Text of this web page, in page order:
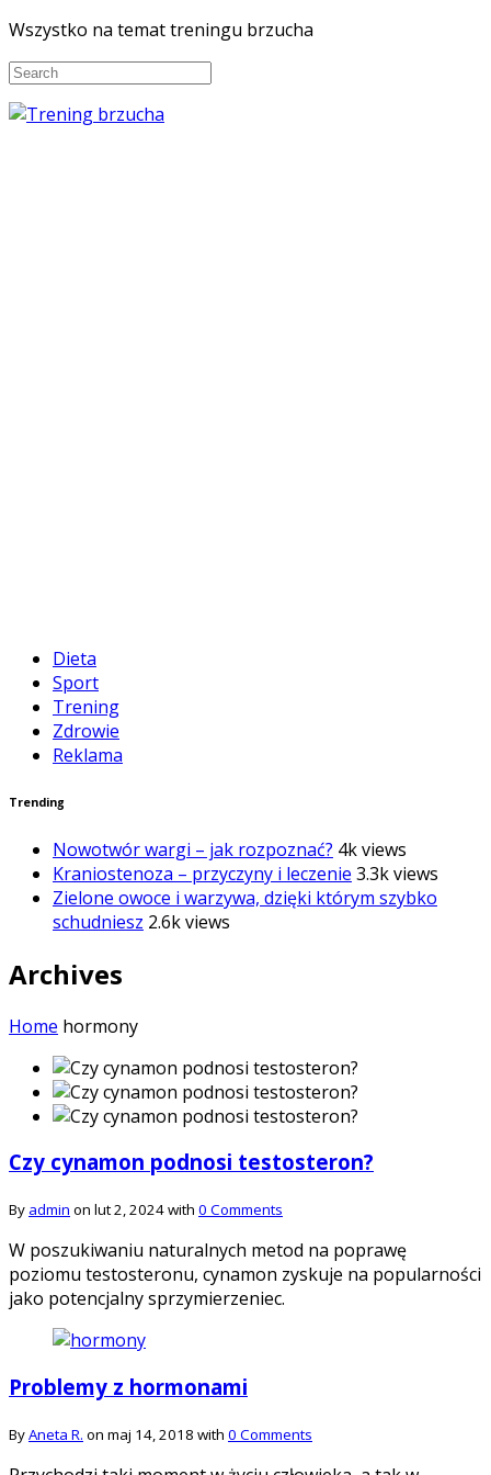
Wszystko na temat treningu brzucha
Dieta
Sport
Trening
Zdrowie
Reklama
Trending
Nowotwór wargi – jak rozpoznać? 4k views
Kraniostenoza – przyczyny i leczenie 3.3k views
Zielone owoce i warzywa, dzięki którym szybko
schudniesz 2.6k views
Archives
Home hormony
Czy cynamon podnosi testosteron?
By admin on lut 2, 2024 with 0 Comments
W poszukiwaniu naturalnych metod na poprawę
poziomu testosteronu, cynamon zyskuje na popularności
jako potencjalny sprzymierzeniec.
Problemy z hormonami
ByAneta R. on maj 14, 2018 with 0 Comments